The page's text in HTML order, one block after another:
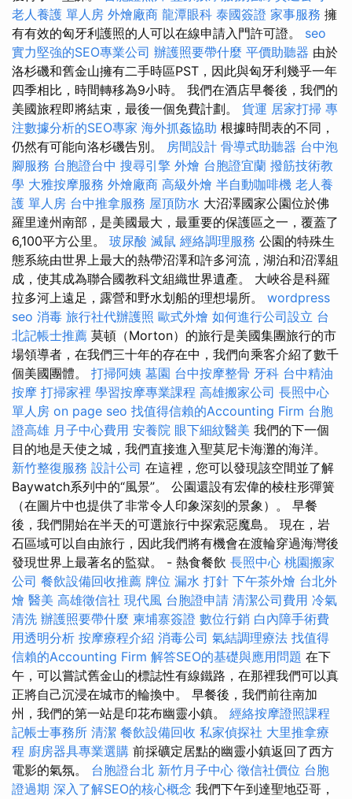
老人養護 單人房 外燴廠商 龍潭眼科 泰國簽證 家事服務 擁
有有效的匈牙利護照的人可以在線申請入門許可證。 seo
實力堅強的SEO專業公司 辦護照要帶什麼 平價助聽器 由於
洛杉磯和舊金山擁有二手時區PST，因此與匈牙利幾乎一年
四季相比，時間轉移為9小時。 我們在酒店早餐後，我們的
美國旅程即將結束，最後一個免費計劃。 貨運 居家打掃 專
注數據分析的SEO專家 海外抓姦協助 根據時間表的不同，
仍然有可能向洛杉磯告別。 房間設計 骨導式助聽器 台中泡
腳服務 台胞證台中 搜尋引擎 外燴 台胞證宜蘭 撥筋技術教
學 大雅按摩服務 外燴廠商 高級外燴 半自動咖啡機 老人養
護 單人房 台中推拿服務 屋頂防水 大沼澤國家公園位於佛
羅里達州南部，是美國最大，最重要的保護區之一，覆蓋了
6,100平方公里。 玻尿酸 滅鼠 經絡調理服務 公園的特殊生
態系統由世界上最大的熱帶沼澤和許多河流，湖泊和沼澤組
成，使其成為聯合國教科文組織世界遺產。 大峽谷是科羅
拉多河上遠足，露營和野水划船的理想場所。 wordpress
seo 消毒 旅行社代辦護照 歐式外燴 如何進行公司設立 台
北記帳士推薦 莫頓（Morton）的旅行是美國集團旅行的市
場領導者，在我們三十年的存在中，我們向乘客介紹了數千
個美國團體。 打掃阿姨 墓園 台中按摩整骨 牙科 台中精油
按摩 打掃家裡 學習按摩專業課程 高雄搬家公司 長照中心
單人房 on page seo 找值得信賴的Accounting Firm 台胞
證高雄 月子中心費用 安養院 眼下細紋醫美 我們的下一個
目的地是天使之城，我們直接進入聖莫尼卡海灘的海洋。
新竹整復服務 設計公司 在這裡，您可以發現該空間並了解
Baywatch系列中的“風景”。 公園還設有宏偉的棱柱形彈簧
（在圖片中也提供了非常令人印象深刻的景象）。 早餐
後，我們開始在半天的可選旅行中探索惡魔島。 現在，岩
石區域可以自由旅行，因此我們將有機會在渡輪穿過海灣後
發現世界上最著名的監獄。 - 熱食餐飲 長照中心 桃園搬家
公司 餐飲設備回收推薦 牌位 漏水 打針 下午茶外燴 台北外
燴 醫美 高雄徵信社 現代風 台胞證申請 清潔公司費用 冷氣
清洗 辦護照要帶什麼 柬埔寨簽證 數位行銷 白內障手術費
用透明分析 按摩療程介紹 消毒公司 氣結調理療法 找值得
信賴的Accounting Firm 解答SEO的基礎與應用問題 在下
午，可以嘗試舊金山的標誌性有線鐵路，在那裡我們可以真
正將自己沉浸在城市的輪換中。 早餐後，我們前往南加
州，我們的第一站是印花布幽靈小鎮。 經絡按摩證照課程
記帳士事務所 清潔 餐飲設備回收 私家偵探社 大里推拿療
程 廚房器具專業選購 前採礦定居點的幽靈小鎮返回了西方
電影的氣氛。 台胞證台北 新竹月子中心 徵信社價位 台胞
證過期 深入了解SEO的核心概念 我們下午到達聖地亞哥，